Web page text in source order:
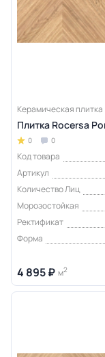
Керамическая плитка
Плитка Rocersa
0 0
Код товара
Артикул
Количество Лиц
Морозостойкая
Ректификат
Форма
4 895 ₽ м2